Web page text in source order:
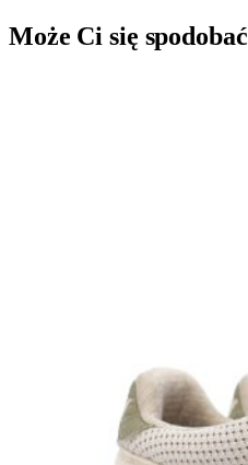
Może Ci się spodobać